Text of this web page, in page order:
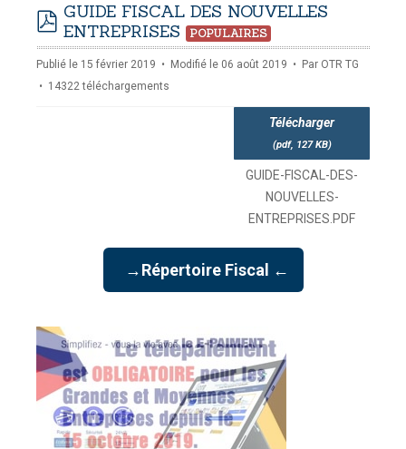
pdf
GUIDE FISCAL DES NOUVELLES
ENTREPRISES
POPULAIRES
Publié le 15 février 2019 Modifié le 06 août 2019 Par OTR TG
14322 téléchargements
Télécharger
(pdf, 127 KB)
GUIDE-FISCAL-DES-
NOUVELLES-
ENTREPRISES.PDF
→Répertoire Fiscal ←